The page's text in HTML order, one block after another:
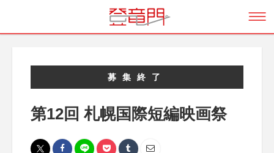
募集終了
第12回 札幌国際短編映画祭